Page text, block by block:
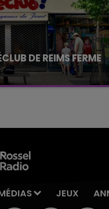
DE REIMS FERME
du centre-ville
JEUX